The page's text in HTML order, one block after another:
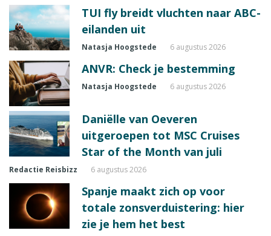
TUI fly breidt vluchten naar ABC-
eilanden uit
Natasja Hoogstede 6 augustus 2026
ANVR: Check je bestemming
Natasja Hoogstede 6 augustus 2026
Daniëlle van Oeveren
uitgeroepen tot MSC Cruises
Star of the Month van juli
Redactie Reisbizz 6 augustus 2026
Spanje maakt zich op voor
totale zonsverduistering: hier
zie je hem het best